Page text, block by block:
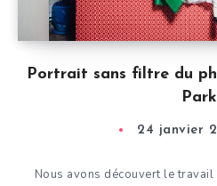
Portrait sans filtre du
Park
24 janvier
Nous avons découvert le